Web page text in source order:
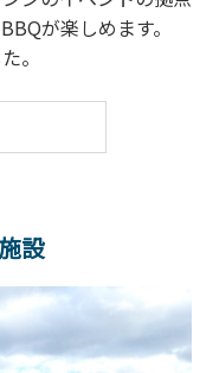
が楽しめます。
。
設